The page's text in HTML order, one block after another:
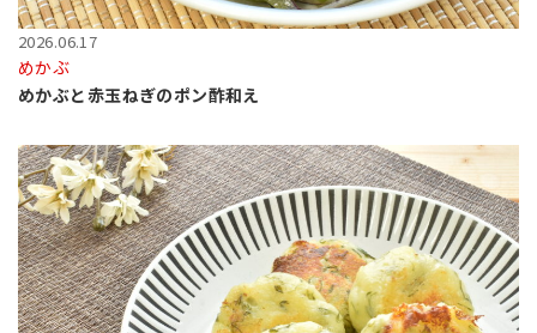
2026.06.17
めかぶ
めかぶと赤玉ねぎのポン酢和え